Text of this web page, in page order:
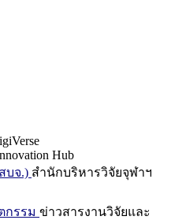
Hub
บจ.) สำนักบริหารวิจัยจุฬาฯ
กรรม ข่าวสารงานวิจัยและ